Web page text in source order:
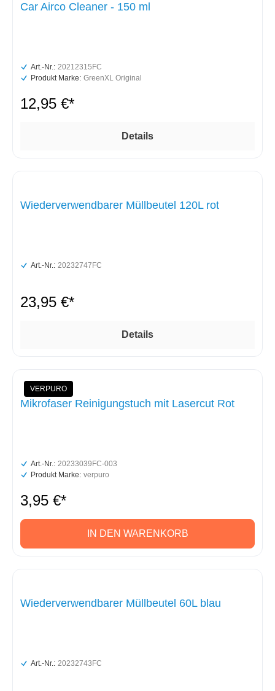
Car Airco Cleaner - 150 ml
Art.-Nr.: 20212315FC
Produkt Marke: GreenXL Original
12,95 €*
Details
Wiederverwendbarer Müllbeutel 120L rot
Art.-Nr.: 20232747FC
23,95 €*
Details
VERPURO
Mikrofaser Reinigungstuch mit Lasercut Rot
Art.-Nr.: 20233039FC-003
Produkt Marke: verpuro
3,95 €*
IN DEN WARENKORB
Wiederverwendbarer Müllbeutel 60L blau
Art.-Nr.: 20232743FC